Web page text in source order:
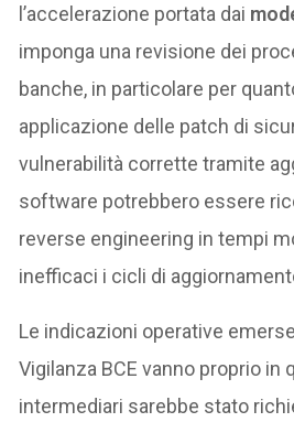
l’accelerazione portata dai
imponga una revisione dei
banche, in particolare per
applicazione delle patch di
vulnerabilità corrette tramite
software potrebbero essere
reverse engineering in tempi
inefficaci i cicli di
Le indicazioni operative
Vigilanza BCE vanno proprio in
intermediari sarebbe stato